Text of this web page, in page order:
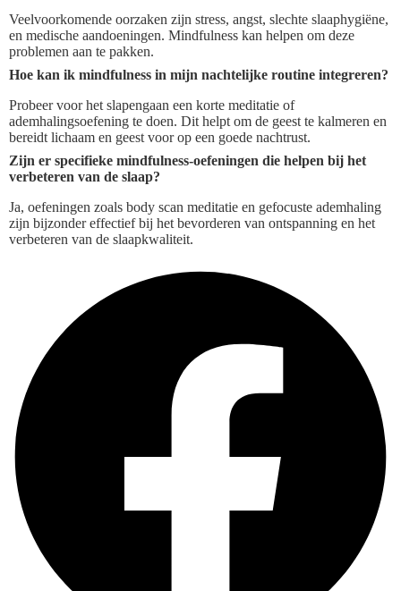
Veelvoorkomende oorzaken zijn stress, angst, slechte slaaphygiëne,
en medische aandoeningen. Mindfulness kan helpen om deze
problemen aan te pakken.
Hoe kan ik mindfulness in mijn nachtelijke routine integreren?
Probeer voor het slapengaan een korte meditatie of
ademhalingsoefening te doen. Dit helpt om de geest te kalmeren en
bereidt lichaam en geest voor op een goede nachtrust.
Zijn er specifieke mindfulness-oefeningen die helpen bij het
verbeteren van de slaap?
Ja, oefeningen zoals body scan meditatie en gefocuste ademhaling
zijn bijzonder effectief bij het bevorderen van ontspanning en het
verbeteren van de slaapkwaliteit.